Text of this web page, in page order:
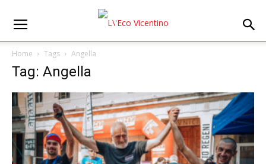
Home Tags Angella
Tag: Angella